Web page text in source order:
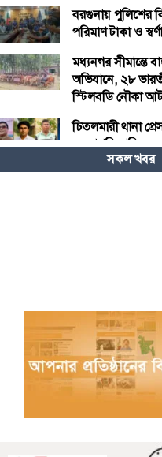
বরগুনায় পুলিশের
পরিমাণ টাকা ও
মধ্যনগর সীমান্তে
অভিযানে, ২৮
স্টিলবডি নৌকা
চিতলমারী থানা
: সভাপতি শহিদুল
সভাপতি মো: আজাদ
খুলনার রূপসায়
কেজি গাঁজাসহ
গ্রেফতার করেছে
নওগাঁয় পানিতে
সিকিউরিটি ক্লাব
সকল খবর